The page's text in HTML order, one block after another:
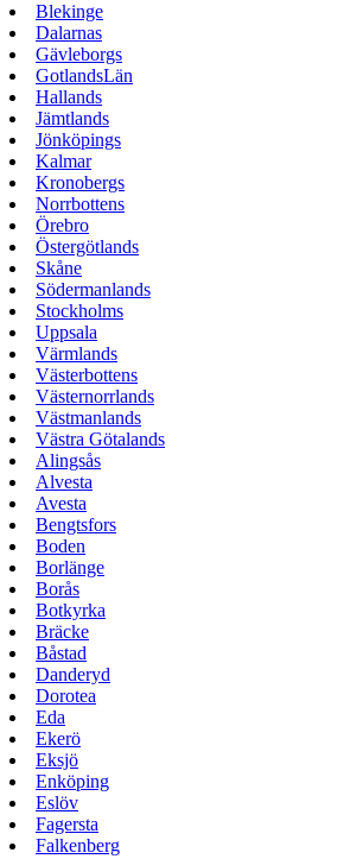
Blekinge
Dalarnas
Gävleborgs
GotlandsLän
Hallands
Jämtlands
Jönköpings
Kalmar
Kronobergs
Norrbottens
Örebro
Östergötlands
Skåne
Södermanlands
Stockholms
Uppsala
Värmlands
Västerbottens
Västernorrlands
Västmanlands
Västra Götalands
Alingsås
Alvesta
Avesta
Bengtsfors
Boden
Borlänge
Borås
Botkyrka
Bräcke
Båstad
Danderyd
Dorotea
Eda
Ekerö
Eksjö
Enköping
Eslöv
Fagersta
Falkenberg